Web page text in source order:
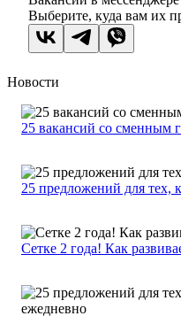
Выберите, куда вам их
Новости
25 вакансий со сменным
25 предложений для тех,
Сетке 2 года! Как